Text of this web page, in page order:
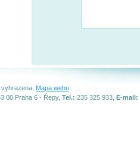
Mapa webu
00 Praha 6 - Řepy, Tel.: 235 325 933, E-mail: